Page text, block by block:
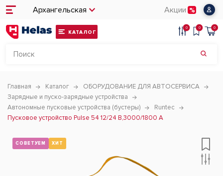
Архангельская Акции
КАТАЛОГ
0 0 0
Главная Каталог
ОБОРУДОВАНИЕ ДЛЯ АВТОСЕРВИСА
Зарядные и пуско-зарядные устройства
Автономные пусковые устройства (бустеры)
Runtec
Пусковое устройство Pulse 54 12/24 В,3000/1800 A
СОВЕТУЕМ ХИТ